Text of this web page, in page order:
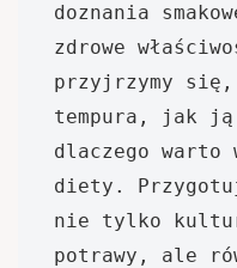
doznania
zdrowe
przyjrzymy się,
tempura, jak ją
dlaczego warto
diety.
nie tylko
potrawy, ale